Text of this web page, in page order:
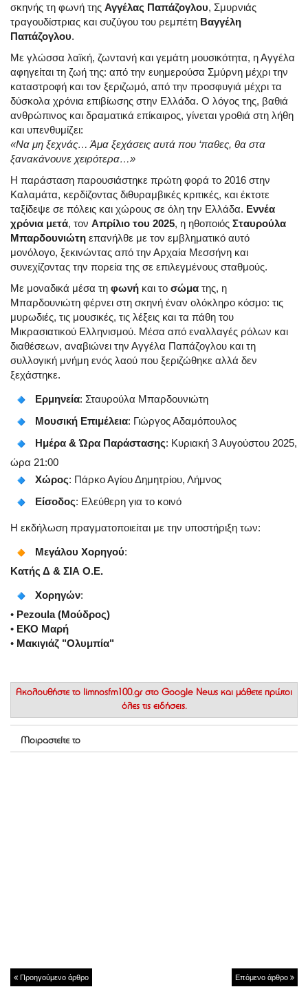
σκηνής τη φωνή της Αγγέλας Παπάζογλου, Σμυρνιάς
τραγουδίστριας και συζύγου του ρεμπέτη Βαγγέλη
Παπάζογλου.
Με γλώσσα λαϊκή, ζωντανή και γεμάτη μουσικότητα, η Αγγέλα
αφηγείται τη ζωή της: από την ευημερούσα Σμύρνη μέχρι την
καταστροφή και τον ξεριζωμό, από την προσφυγιά μέχρι τα
δύσκολα χρόνια επιβίωσης στην Ελλάδα. Ο λόγος της, βαθιά
ανθρώπινος και δραματικά επίκαιρος, γίνεται γροθιά στη λήθη
και υπενθυμίζει:
«Να μη ξεχνάς… Άμα ξεχάσεις αυτά που ‘παθες, θα στα
ξανακάνουνε χειρότερα…»
Η παράσταση παρουσιάστηκε πρώτη φορά το 2016 στην
Καλαμάτα, κερδίζοντας διθυραμβικές κριτικές, και έκτοτε
ταξίδεψε σε πόλεις και χώρους σε όλη την Ελλάδα. Εννέα
χρόνια μετά, τον Απρίλιο του 2025, η ηθοποιός Σταυρούλα
Μπαρδουνιώτη επανήλθε με τον εμβληματικό αυτό
μονόλογο, ξεκινώντας από την Αρχαία Μεσσήνη και
συνεχίζοντας την πορεία της σε επιλεγμένους σταθμούς.
Με μοναδικά μέσα τη φωνή και το σώμα της, η
Μπαρδουνιώτη φέρνει στη σκηνή έναν ολόκληρο κόσμο: τις
μυρωδιές, τις μουσικές, τις λέξεις και τα πάθη του
Μικρασιατικού Ελληνισμού. Μέσα από εναλλαγές ρόλων και
διαθέσεων, αναβιώνει την Αγγέλα Παπάζογλου και τη
συλλογική μνήμη ενός λαού που ξεριζώθηκε αλλά δεν
ξεχάστηκε.
Ερμηνεία: Σταυρούλα Μπαρδουνιώτη
Μουσική Επιμέλεια: Γιώργος Αδαμόπουλος
Ημέρα & Ώρα Παράστασης: Κυριακή 3 Αυγούστου 2025,
ώρα 21:00
Χώρος: Πάρκο Αγίου Δημητρίου, Λήμνος
Είσοδος: Ελεύθερη για το κοινό
Η εκδήλωση πραγματοποιείται με την υποστήριξη των:
Μεγάλου Χορηγού:
Κατής Δ & ΣΙΑ Ο.Ε.
Χορηγών:
• Pezoula (Μούδρος)
• ΕΚΟ Μαρή
• Μακιγιάζ "Ολυμπία"
Ακολουθήστε το limnosfm100.gr στο Google News και μάθετε πρώτοι
όλες τις ειδήσεις.
Μοιραστείτε το
Προηγούμενο άρθρο Επόμενο άρθρο